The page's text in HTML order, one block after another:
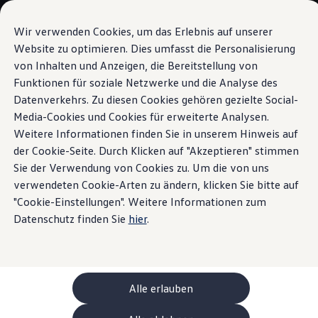
Wir verwenden Cookies, um das Erlebnis auf unserer
Website zu optimieren. Dies umfasst die Personalisierung
von Inhalten und Anzeigen, die Bereitstellung von
Funktionen für soziale Netzwerke und die Analyse des
Datenverkehrs. Zu diesen Cookies gehören gezielte Social-
Media-Cookies und Cookies für erweiterte Analysen.
Weitere Informationen finden Sie in unserem Hinweis auf
der Cookie-Seite. Durch Klicken auf "Akzeptieren" stimmen
Sie der Verwendung von Cookies zu. Um die von uns
verwendeten Cookie-Arten zu ändern, klicken Sie bitte auf
"Cookie-Einstellungen". Weitere Informationen zum
Datenschutz finden Sie hier.
Alle erlauben
Passa al
contenuto
principale
Vai a
piè di
pagina
La sua configurazione
Modelli speciali UNITED
Consulenza e acquisto
Offerte attuali
Clienti aziendali e flotte
Veicoli in pronta consegna
Occasioni
Finanziamento
Calcolatore di leasing
Elettromobilità
Costi e finanziamenti
Ricarica e autonomia
Ricaricare a casa
Ricaricare fuori casa
Ricarica bidirezionale
Soluzione di energia rinnovabile: Helion
ChargeOn
Tecnologia e batteria
Come funziona il sistema di batterie dei
Assistente vocale
Dite«Ehi»alla vostra
Tiguan